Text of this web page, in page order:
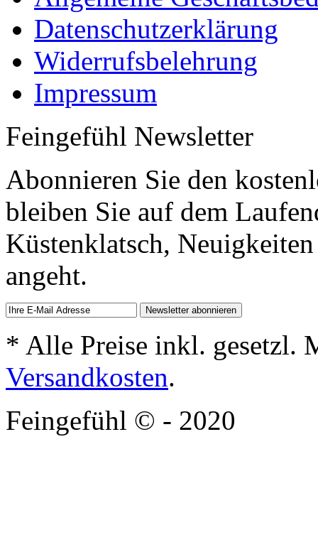
Datenschutzerklärung
Widerrufsbelehrung
Impressum
Feingefühl Newsletter
Abonnieren Sie den
bleiben Sie auf dem
Küstenklatsch,
angeht.
* Alle Preise inkl. gesetzl.
Versandkosten.
Feingefühl © - 2020